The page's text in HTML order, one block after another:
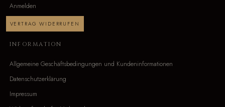
Anmelden
VERTRAG WIDERRUFEN
INFORMATION
Allgemeine Geschäftsbedingungen und Kundeninformationen
Datenschutzerklärung
Impressum